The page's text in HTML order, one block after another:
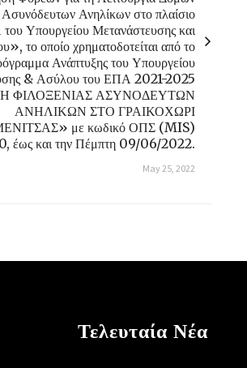
Ασυνόδευτων Ανηλίκων στο πλαίσιο
Υπουργείου Μετανάστευσης και
το οποίο χρηματοδοτείται από το
Ανάπτυξης του Υπουργείου
& Ασύλου του ΕΠΑ 2021-2025
ΦΙΛΟΞΕΝΙΑΣ ΑΣΥΝΟΔΕΥΤΩΝ
ΑΝΗΛΙΚΩΝ ΣΤΟ ΓΡΑΙΚΟΧΩΡΙ
με κωδικό ΟΠΣ (MIS)
έως και την Πέμπτη 09/06/2022.
May 25, 2022
Τελευταία Νέα